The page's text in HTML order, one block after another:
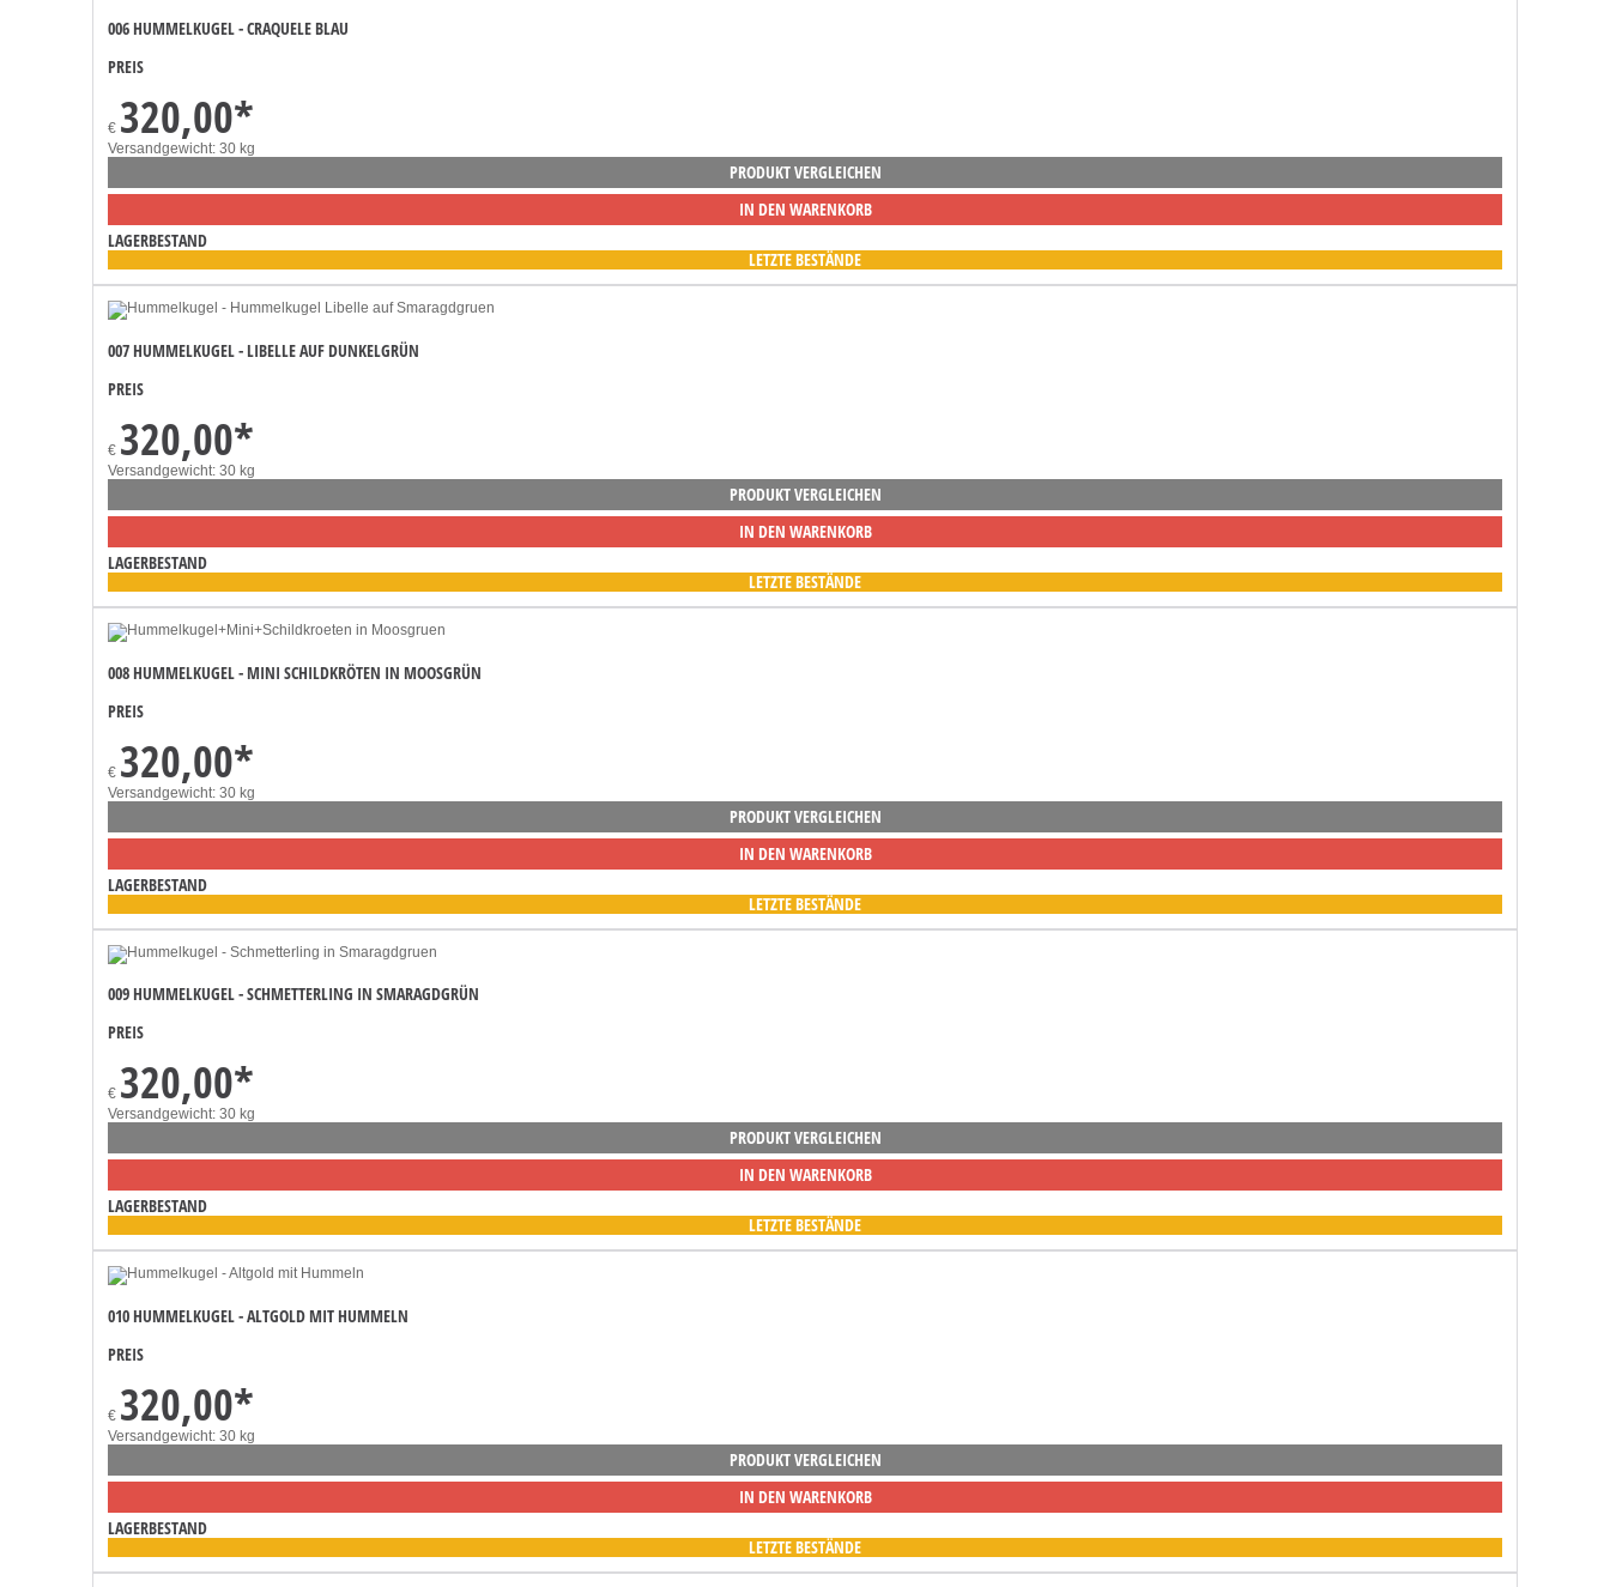
006 HUMMELKUGEL - CRAQUELE BLAU
PREIS
€ 320,00*
Versandgewicht: 30 kg
PRODUKT VERGLEICHEN
IN DEN WARENKORB
LAGERBESTAND
LETZTE BESTÄNDE
007 HUMMELKUGEL - LIBELLE AUF DUNKELGRÜN
PREIS
€ 320,00*
Versandgewicht: 30 kg
PRODUKT VERGLEICHEN
IN DEN WARENKORB
LAGERBESTAND
LETZTE BESTÄNDE
008 HUMMELKUGEL - MINI SCHILDKRÖTEN IN MOOSGRÜN
PREIS
€ 320,00*
Versandgewicht: 30 kg
PRODUKT VERGLEICHEN
IN DEN WARENKORB
LAGERBESTAND
LETZTE BESTÄNDE
009 HUMMELKUGEL - SCHMETTERLING IN SMARAGDGRÜN
PREIS
€ 320,00*
Versandgewicht: 30 kg
PRODUKT VERGLEICHEN
IN DEN WARENKORB
LAGERBESTAND
LETZTE BESTÄNDE
010 HUMMELKUGEL - ALTGOLD MIT HUMMELN
PREIS
€ 320,00*
Versandgewicht: 30 kg
PRODUKT VERGLEICHEN
IN DEN WARENKORB
LAGERBESTAND
LETZTE BESTÄNDE